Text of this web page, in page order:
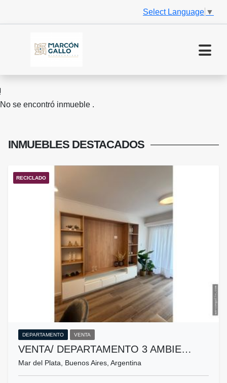
Select Language ▼
No se encontró inmueble .
INMUEBLES DESTACADOS
RECICLADO
DEPARTAMENTO VENTA
VENTA/ DEPARTAMENTO 3 AMBIE…
Mar del Plata, Buenos Aires, Argentina